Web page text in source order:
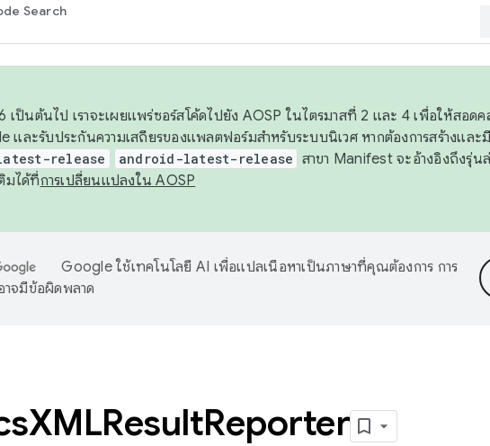
Search
เป็นต้นไป เราจะเผยแพร่ซอร์สโค้ดไปยัง AOSP ในไตรมาสที่ 2 และ 4 เพื่อให้สอด
และรับประกันความเสถียรของแพลตฟอร์มสำหรับระบบนิเวศ หากต้องการสร้างและ
release android-latest-release สาขา Manifest จะอ้างอิงถึงรุ่
มได้ที่การเปลี่ยนแปลงใน AOSP
Google ใช้เทคโนโลยี AI เพื่อแปลเนื้อหาเป็นภาษาที่คุณต้องการ การ
จมีข้อผิดพลาด
XMLResultReporter